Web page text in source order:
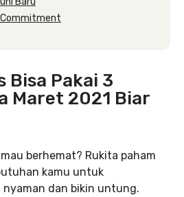
Commitment
Bisa Pakai 3
Maret 2021 Biar
berhemat? Rukita paham
kamu untuk
dan bikin untung.